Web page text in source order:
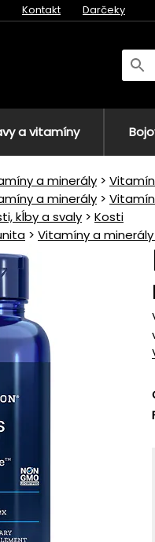
Kontakt Darčeky
a vitamíny
a minerály
a minerály
kĺby a svaly
Kosti
Vitamíny a